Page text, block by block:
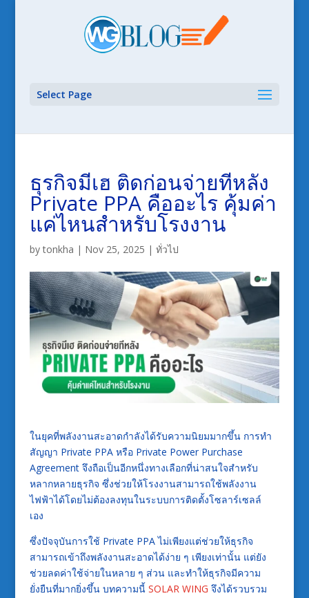
Select Page
ธุรกิจมีเฮ ติดก่อนจ่ายทีหลัง
Private PPA คืออะไร คุ้มค่า
แค่ไหนสำหรับโรงงาน
bytonkha | Nov 25, 2025 | ทั่วไป
ในยุคที่พลังงานสะอาดกำลังได้รับความนิยมมากขึ้น การทำ
สัญญา Private PPA หรือPrivate Power Purchase
Agreement จึงถือเป็นอีกหนึ่งทางเลือกที่น่าสนใจสำหรับ
หลากหลายธุรกิจ ซึ่งช่วยให้โรงงานสามารถใช้พลังงาน
ไฟฟ้าได้โดยไม่ต้องลงทุนในระบบการติดตั้งโซลาร์เซลล์
เอง
ซึ่งปัจจุบันการใช้Private PPAไม่เพียงแต่ช่วยให้ธุรกิจ
สามารถเข้าถึงพลังงานสะอาดได้ง่าย ๆ เพียงเท่านั้น แต่ยัง
ช่วยลดค่าใช้จ่ายในหลาย ๆ ส่วน และทำให้ธุรกิจมีความ
ยั่งยืนที่มากยิ่งขึ้น บทความนี้ SOLAR WING จึงได้รวบรวม